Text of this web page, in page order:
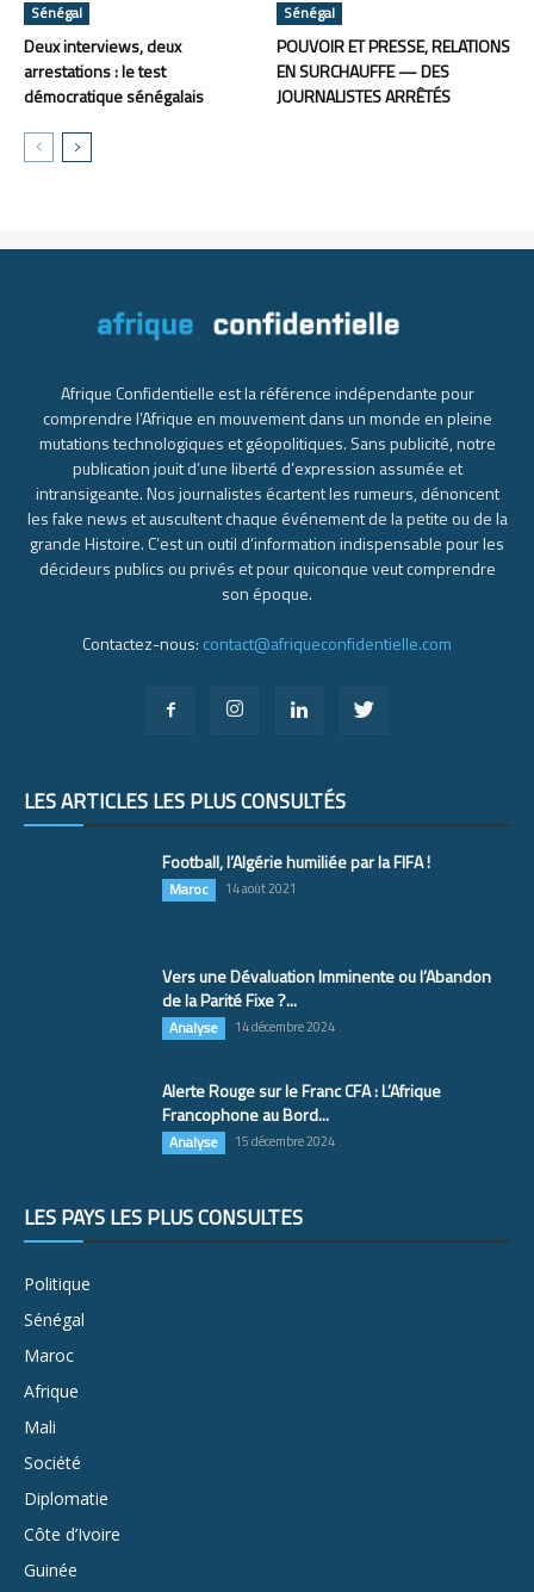
Sénégal
Deux interviews, deux
arrestations : le test
démocratique sénégalais
Sénégal
POUVOIR ET PRESSE, RELATIONS
EN SURCHAUFFE — DES
JOURNALISTES ARRÊTÉS
Afrique Confidentielle est la référence indépendante pour
comprendre l’Afrique en mouvement dans un monde en pleine
mutations technologiques et géopolitiques. Sans publicité, notre
publication jouit d’une liberté d’expression assumée et
intransigeante. Nos journalistes écartent les rumeurs, dénoncent
les fake news et auscultent chaque événement de la petite ou de la
grande Histoire. C’est un outil d’information indispensable pour les
décideurs publics ou privés et pour quiconque veut comprendre
son époque.
Contactez-nous: contact@afriqueconfidentielle.com
LES ARTICLES LES PLUS CONSULTÉS
Football, l’Algérie humiliée par la FIFA !
Maroc 14 août 2021
Vers une Dévaluation Imminente ou l’Abandon
de la Parité Fixe ?...
Analyse 14 décembre 2024
Alerte Rouge sur le Franc CFA : L’Afrique
Francophone au Bord...
Analyse 15 décembre 2024
LES PAYS LES PLUS CONSULTÉS
Politique
Sénégal
Maroc
Afrique
Mali
Société
Diplomatie
Côte d’Ivoire
Guinée